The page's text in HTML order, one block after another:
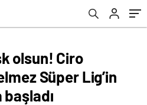
olsun! Ciro
Süper Lig’in